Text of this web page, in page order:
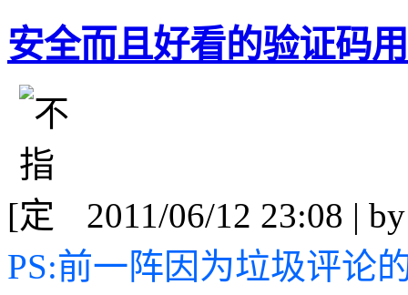
安全而且好看的验证码
[
2011/06/12 23:08 |
PS:前一阵因为垃圾评论